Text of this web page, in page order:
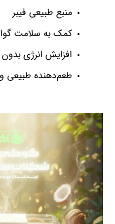
منبع طبیعی فیبر
کمک به سلامت
افزایش انرژی
طعم‌دهنده طبیعی و